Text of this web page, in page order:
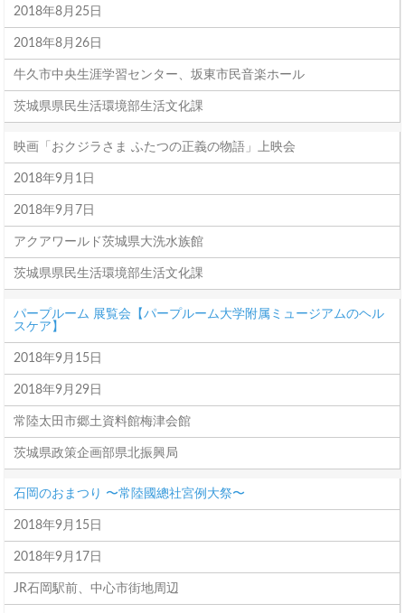
2018年8月25日
2018年8月26日
牛久市中央生涯学習センター、坂東市民音楽ホール
茨城県県民生活環境部生活文化課
映画「おクジラさま ふたつの正義の物語」上映会
2018年9月1日
2018年9月7日
アクアワールド茨城県大洗水族館
茨城県県民生活環境部生活文化課
パープルーム 展覧会【パープルーム大学附属ミュージアムのヘル
スケア】
2018年9月15日
2018年9月29日
常陸太田市郷土資料館梅津会館
茨城県政策企画部県北振興局
石岡のおまつり 〜常陸國總社宮例大祭〜
2018年9月15日
2018年9月17日
JR石岡駅前、中心市街地周辺